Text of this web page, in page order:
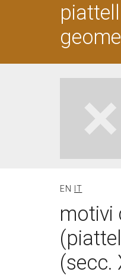
EN IT
motivi
(secc.